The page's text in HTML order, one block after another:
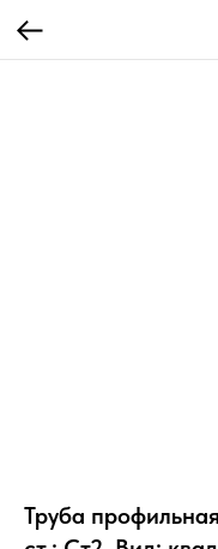
Труба